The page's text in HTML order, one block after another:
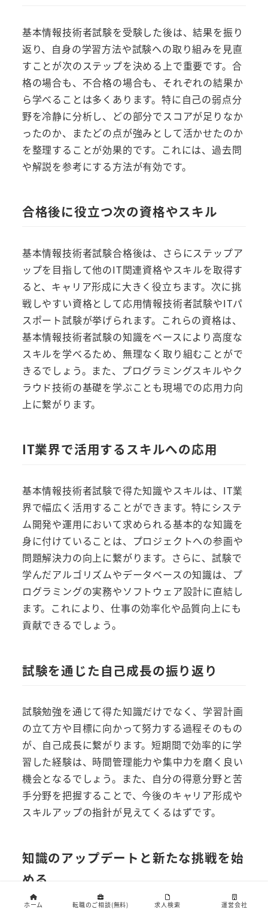
基本情報技術者試験を受験した後は、結果を振り
返り、自身の学習方法や試験への取り組みを見直
すことが次のステップを決める上で重要です。合
格の場合も、不合格の場合も、それぞれの結果か
ら学べることは多くあります。特に自己の弱点分
野を冷静に分析し、どの部分でスコアが足りなか
ったのか、またどの点が強みとして活かせたのか
を整理することが効果的です。これには、過去問
や解説を参考にする方法が有効です。
合格後に役立つ次の資格やスキル
基本情報技術者試験合格後は、さらにステップア
ップを目指して他のIT関連資格やスキルを取得す
ると、キャリア形成に大きく役立ちます。次に挑
戦しやすい資格として応用情報技術者試験やITパ
スポート試験が挙げられます。これらの資格は、
基本情報技術者試験の知識をベースにより高度な
スキルを学べるため、無理なく取り組むことがで
きるでしょう。また、プログラミングスキルやク
ラウド技術の基礎を学ぶことも現場での応用力向
上に繋がります。
IT業界で活用するスキルへの応用
基本情報技術者試験で得た知識やスキルは、IT業
界で幅広く活用することができます。特にシステ
ム開発や運用において求められる基本的な知識を
身に付けていることは、プロジェクトへの参画や
問題解決力の向上に繋がります。さらに、試験で
学んだアルゴリズムやデータベースの知識は、プ
ログラミングの実務やソフトウェア設計に直結し
ます。これにより、仕事の効率化や品質向上にも
貢献できるでしょう。
試験を通じた自己成長の振り返り
試験勉強を通じて得た知識だけでなく、学習計画
の立て方や目標に向かって努力する過程そのもの
が、自己成長に繋がります。短期間で効率的に学
習した経験は、時間管理能力や集中力を磨く良い
機会となるでしょう。また、自分の得意分野と苦
手分野を把握することで、今後のキャリア形成や
スキルアップの指針が見えてくるはずです。
知識のアップデートと新たな挑戦を始
める
ホーム 転職のご相談(無料) 求人検索 運営会社